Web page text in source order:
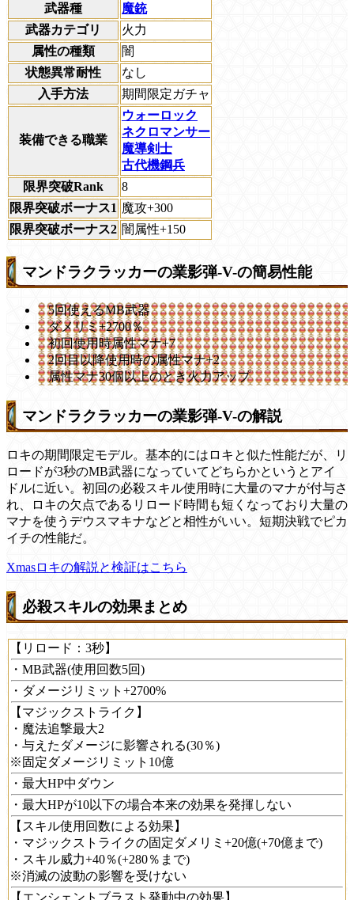
武器種
魔銃
武器カテゴリ
火力
属性の種類
闇
状態異常耐性
なし
入手方法
期間限定ガチャ
装備できる職業
ウォーロック
ネクロマンサー
魔導剣士
古代機鋼兵
限界突破Rank
8
限界突破ボーナス1 魔攻+300
限界突破ボーナス2 闇属性+150
マンドラクラッカーの業影弾-V-の簡易性能
5回使えるMB武器
ダメリミ+2700％
初回使用時属性マナ+7
2回目以降使用時の属性マナ+2
属性マナ30個以上のとき火力アップ
マンドラクラッカーの業影弾-V-の解説
ロキの期間限定モデル。基本的にはロキと似た性能だが、リ
ロードが3秒のMB武器になっていてどちらかというとアイ
ドルに近い。初回の必殺スキル使用時に大量のマナが付与さ
れ、ロキの欠点であるリロード時間も短くなっており大量の
マナを使うデウスマキナなどと相性がいい。短期決戦でピカ
イチの性能だ。
Xmasロキの解説と検証はこちら
必殺スキルの効果まとめ
【リロード：3秒】
・MB武器(使用回数5回)
・ダメージリミット+2700%
【マジックストライク】
・魔法追撃最大2
・与えたダメージに影響される(30％)
※固定ダメージリミット10億
・最大HP中ダウン
・最大HPが10以下の場合本来の効果を発揮しない
【スキル使用回数による効果】
・マジックストライクの固定ダメリミ+20億(+70億まで)
・スキル威力+40％(+280％まで)
※消滅の波動の影響を受けない